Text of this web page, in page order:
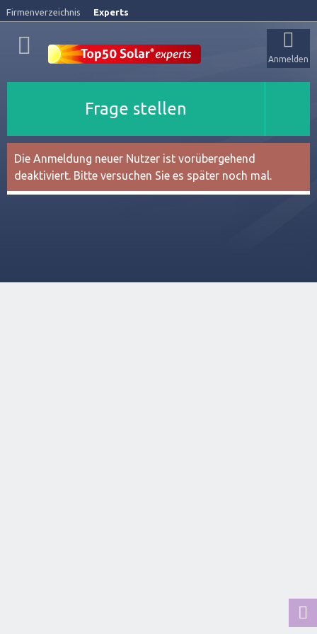
Firmenverzeichnis Experts
Anmelden
Frage stellen
Die Anmeldung neuer Nutzer ist vorübergehend
deaktiviert. Bitte versuchen Sie es später noch mal.